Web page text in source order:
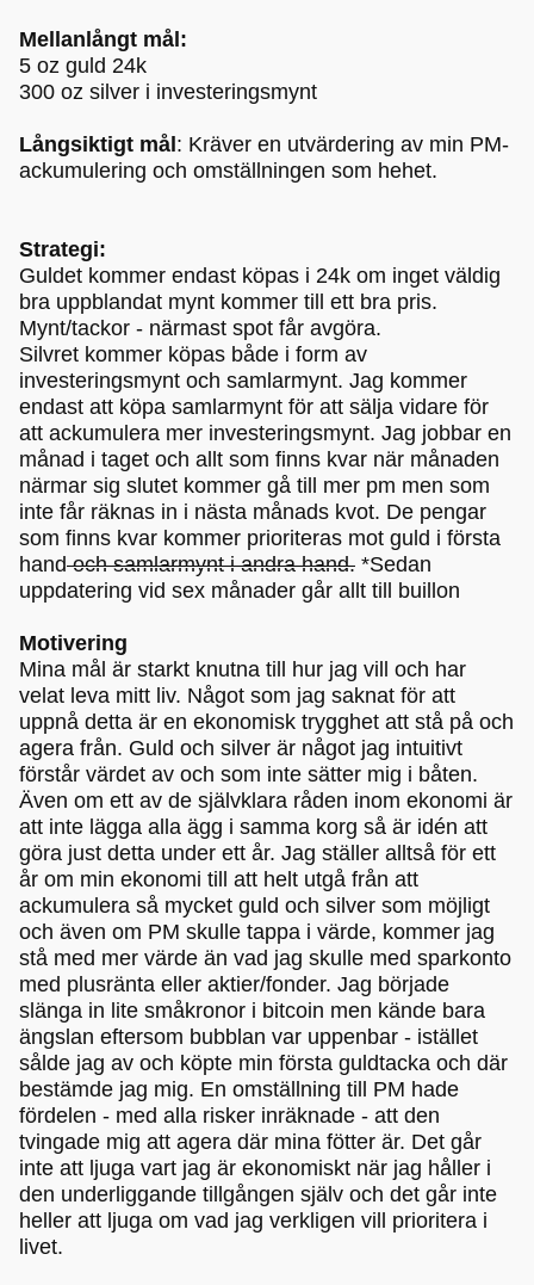
Mellanlångt mål:
5 oz guld 24k
300 oz silver i investeringsmynt
Långsiktigt mål: Kräver en utvärdering av min PM-
ackumulering och omställningen som hehet.
Strategi:
Guldet kommer endast köpas i 24k om inget väldig
bra uppblandat mynt kommer till ett bra pris.
Mynt/tackor - närmast spot får avgöra.
Silvret kommer köpas både i form av
investeringsmynt och samlarmynt. Jag kommer
endast att köpa samlarmynt för att sälja vidare för
att ackumulera mer investeringsmynt. Jag jobbar en
månad i taget och allt som finns kvar när månaden
närmar sig slutet kommer gå till mer pm men som
inte får räknas in i nästa månads kvot. De pengar
som finns kvar kommer prioriteras mot guld i första
handoch samlarmynt i andra hand. *Sedan
uppdatering vid sex månader går allt till buillon
Motivering
Mina mål är starkt knutna till hur jag vill och har
velat leva mitt liv. Något som jag saknat för att
uppnå detta är en ekonomisk trygghet att stå på och
agera från. Guld och silver är något jag intuitivt
förstår värdet av och som inte sätter mig i båten.
Även om ett av de självklara råden inom ekonomi är
att inte lägga alla ägg i samma korg så är idén att
göra just detta under ett år. Jag ställer alltså för ett
år om min ekonomi till att helt utgå från att
ackumulera så mycket guld och silver som möjligt
och även om PM skulle tappa i värde, kommer jag
stå med mer värde än vad jag skulle med sparkonto
med plusränta eller aktier/fonder. Jag började
slänga in lite småkronor i bitcoin men kände bara
ängslan eftersom bubblan var uppenbar - istället
sålde jag av och köpte min första guldtacka och där
bestämde jag mig. En omställning till PM hade
fördelen - med alla risker inräknade - att den
tvingade mig att agera där mina fötter är. Det går
inte att ljuga vart jag är ekonomiskt när jag håller i
den underliggande tillgången själv och det går inte
heller att ljuga om vad jag verkligen vill prioritera i
livet.